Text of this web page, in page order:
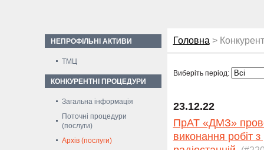
НЕПРОФІЛЬНІ АКТИВИ
ТМЦ
КОНКУРЕНТНІ ПРОЦЕДУРИ
Загальна інформація
Поточні процедури
(послуги)
Архів (послуги)
Головна >
Виберіть період:
23.12.22
ПрАТ «ДМЗ»
виконання робіт